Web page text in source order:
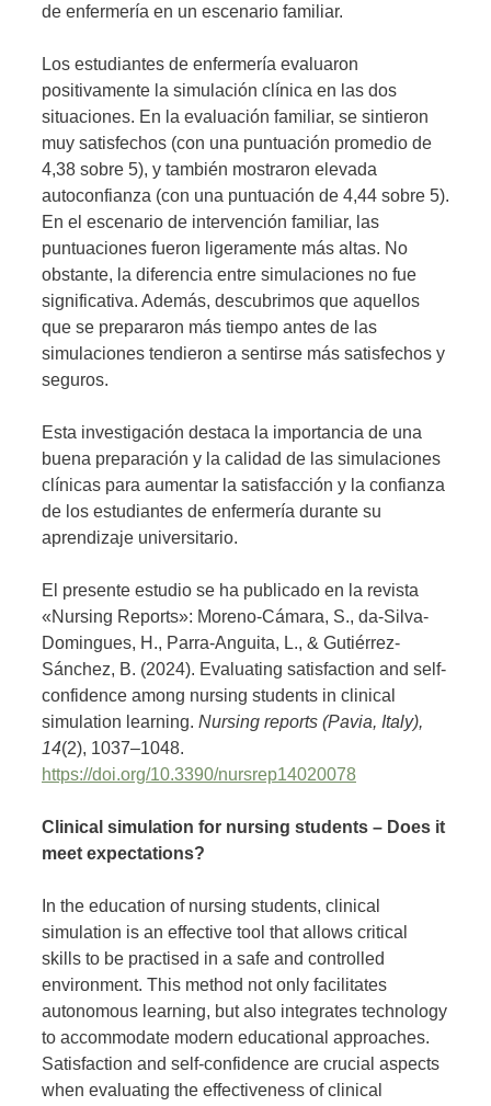
de enfermería en un escenario familiar.
Los estudiantes de enfermería evaluaron
positivamente la simulación clínica en las dos
situaciones. En la evaluación familiar, se sintieron
muy satisfechos (con una puntuación promedio de
4,38 sobre 5), y también mostraron elevada
autoconfianza (con una puntuación de 4,44 sobre 5).
En el escenario de intervención familiar, las
puntuaciones fueron ligeramente más altas. No
obstante, la diferencia entre simulaciones no fue
significativa. Además, descubrimos que aquellos
que se prepararon más tiempo antes de las
simulaciones tendieron a sentirse más satisfechos y
seguros.
Esta investigación destaca la importancia de una
buena preparación y la calidad de las simulaciones
clínicas para aumentar la satisfacción y la confianza
de los estudiantes de enfermería durante su
aprendizaje universitario.
El presente estudio se ha publicado en la revista
«Nursing Reports»: Moreno-Cámara, S., da-Silva-
Domingues, H., Parra-Anguita, L., & Gutiérrez-
Sánchez, B. (2024). Evaluating satisfaction and self-
confidence among nursing students in clinical
simulation learning. Nursing reports (Pavia, Italy),
14(2), 1037–1048.
https://doi.org/10.3390/nursrep14020078
Clinical simulation for nursing students – Does it
meet expectations?
In the education of nursing students, clinical
simulation is an effective tool that allows critical
skills to be practised in a safe and controlled
environment. This method not only facilitates
autonomous learning, but also integrates technology
to accommodate modern educational approaches.
Satisfaction and self-confidence are crucial aspects
when evaluating the effectiveness of clinical